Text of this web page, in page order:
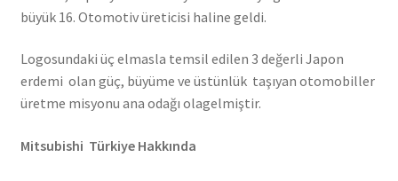
büyük 16. Otomotiv üreticisi haline geldi.
Logosundaki üç elmasla temsil edilen 3 değerli Japon
erdemi olan güç, büyüme ve üstünlük taşıyan otomobiller
üretme misyonu ana odağı olagelmiştir.
Mitsubishi Türkiye Hakkında